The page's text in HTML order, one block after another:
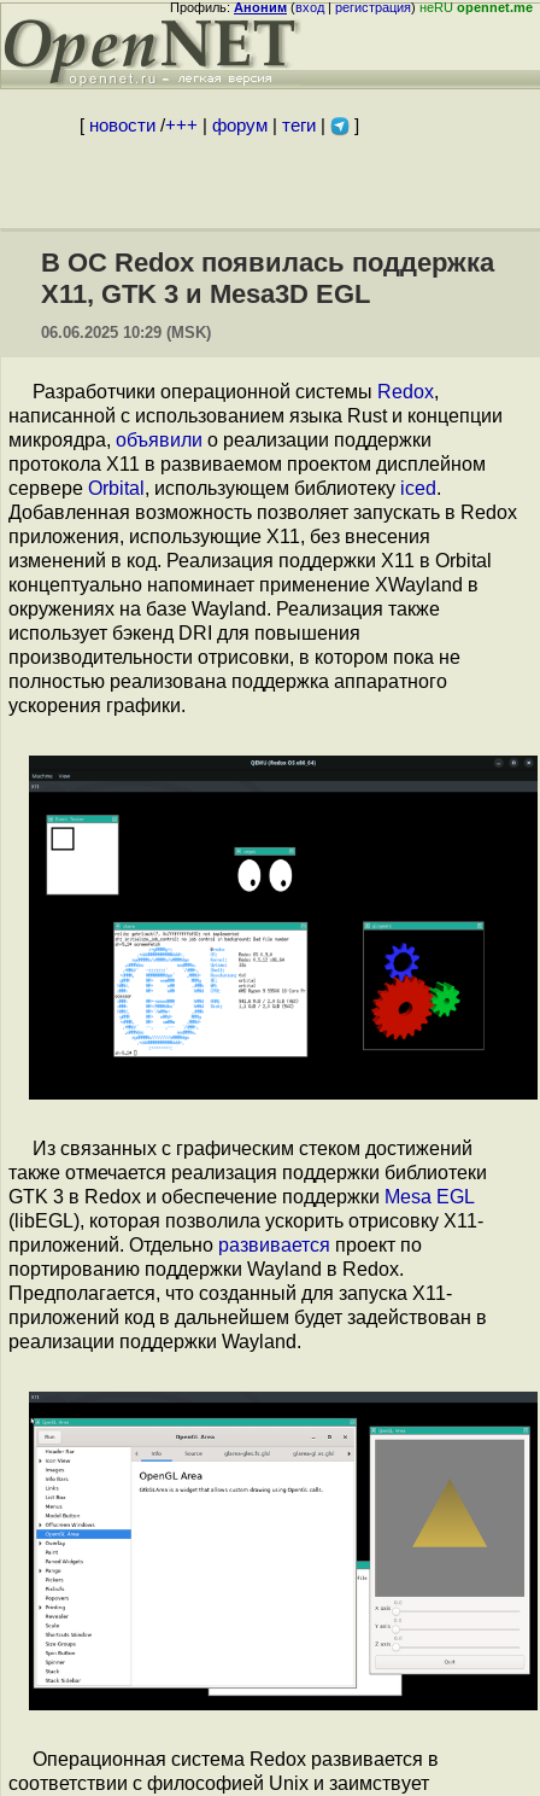
Профиль:Аноним(вход|регистрация)неRUopennet.me
[ новости/+++ форум| теги| ]
В ОС Redox появилась поддержка
X11, GTK 3 и Mesa3D EGL
06.06.2025 10:29 (MSK)
Разработчики операционной системы Redox,
написанной с использованием языка Rust и концепции
микроядра, объявили о реализации поддержки
протокола X11 в развиваемом проектом дисплейном
сервере Orbital , использующем библиотеку iced.
Добавленная возможность позволяет запускать в Redox
приложения, использующие X11, без внесения
изменений в код. Реализация поддержки X11 в Orbital
концептуально напоминает применение XWayland в
окружениях на базе Wayland. Реализация также
использует бэкенд DRI для повышения
производительности отрисовки, в котором пока не
полностью реализована поддержка аппаратного
ускорения графики.
Из связанных с графическим стеком достижений
также отмечается реализация поддержки библиотеки
GTK 3 в Redox и обеспечение поддержки Mesa EGL
(libEGL), которая позволила ускорить отрисовку X11-
приложений. Отдельно развивается проект по
портированию поддержки Wayland в Redox.
Предполагается, что созданный для запуска X11-
приложений код в дальнейшем будет задействован в
реализации поддержки Wayland.
Операционная система Redox развивается в
соответствии с философией Unix и заимствует